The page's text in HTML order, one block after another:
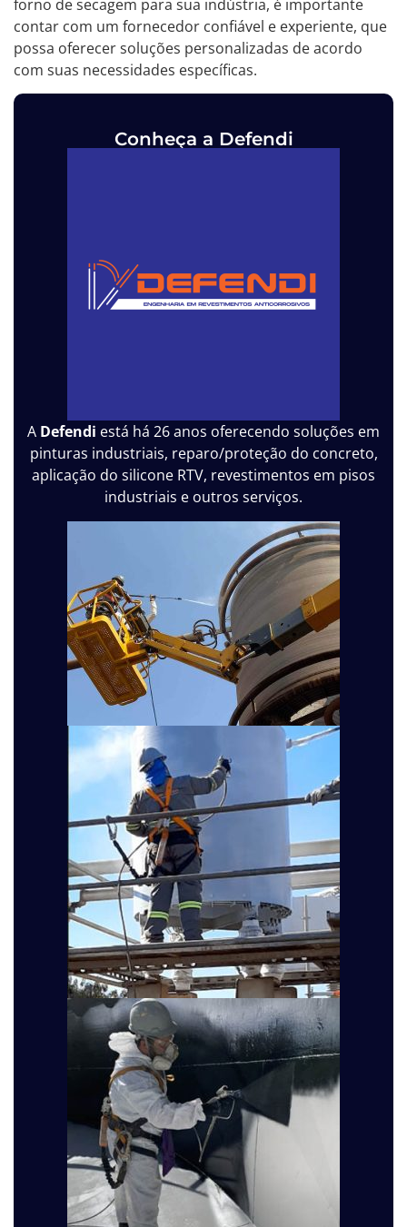
forno de secagem para sua indústria, é importante
contar com um fornecedor confiável e experiente, que
possa oferecer soluções personalizadas de acordo
com suas necessidades específicas.
Conheça a Defendi
A Defendi está há 26 anos oferecendo soluções em
pinturas industriais, reparo/proteção do concreto,
aplicação do silicone RTV, revestimentos em pisos
industriais e outros serviços.